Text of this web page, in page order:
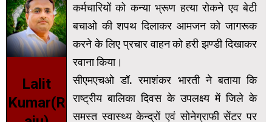
Lalit
Kumar(R
कर्मचारियों को कन्या भ्रूण हत्या रोकने एव बेटी
बचाओ की शपथ दिलाकर आमजन को जागरूक
करने के लिए प्रचार वाहन को हरी झण्डी दिखाकर
रवाना किया।
सीएमएचओ डॉ. रमाशंकर भारती ने बताया कि
राष्ट्रीय बालिका दिवस के उपलक्ष्य में जिले के
समस्त स्वास्थ्य केन्द्रों एवं सोनेग्राफी सेंटर पर